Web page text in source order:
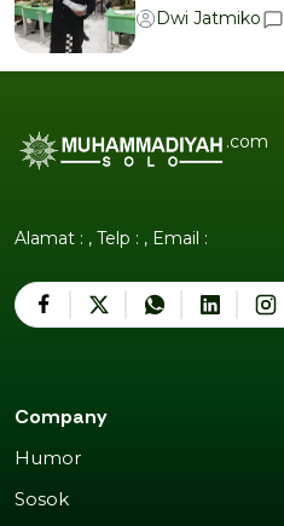
Dwi Jatmiko
.com
Alamat : , Telp : , Email :
Company
Humor
Sosok